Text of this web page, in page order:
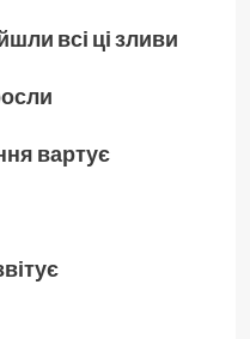
всі ці зливи
вартує